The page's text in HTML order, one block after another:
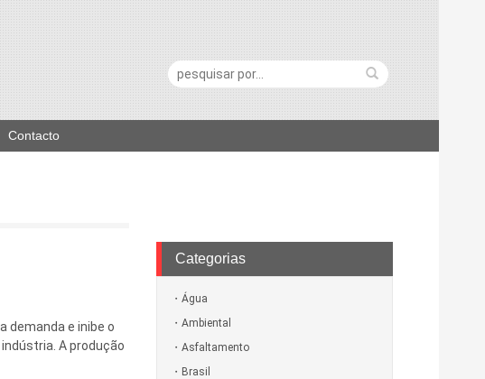
Contacto
Pesquisa:
demanda e inibe o
A produção
Categorias
Água
Ambiental
Asfaltamento
Brasil